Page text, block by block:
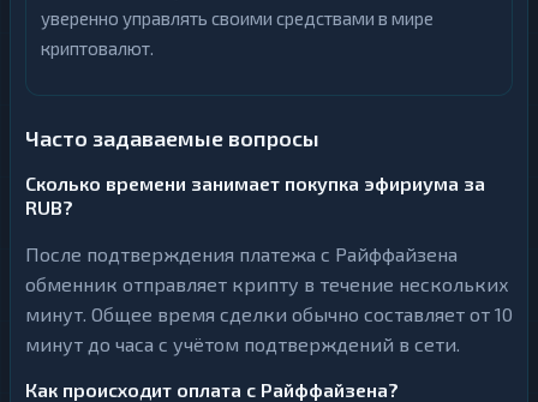
уверенно управлять своими средствами в мире
криптовалют.
Часто задаваемые вопросы
Сколько времени занимает покупка эфириума за
RUB?
После подтверждения платежа с Райффайзена
обменник отправляет крипту в течение нескольких
минут. Общее время сделки обычно составляет от 10
минут до часа с учётом подтверждений в сети.
Как происходит оплата с Райффайзена?